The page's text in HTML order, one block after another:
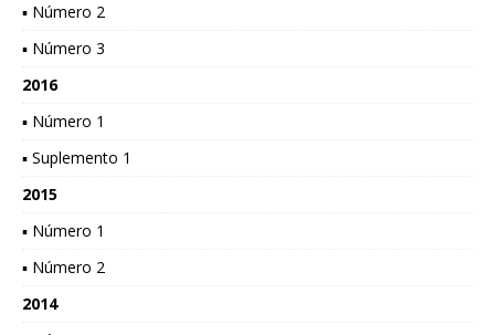
▪ Número 2
▪ Número 3
2016
▪ Número 1
▪ Suplemento 1
2015
▪ Número 1
▪ Número 2
2014